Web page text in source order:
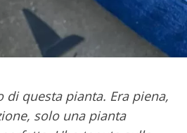
di questa pianta. Era piena,
solo una pianta